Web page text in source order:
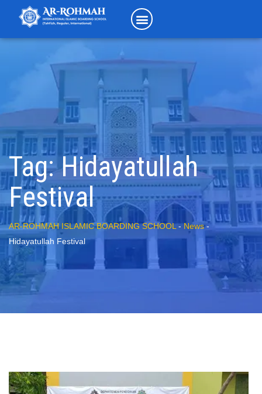
Tag:Hidayatullah
Festival
AR-ROHMAH ISLAMIC BOARDING SCHOOL-News-
Hidayatullah Festival